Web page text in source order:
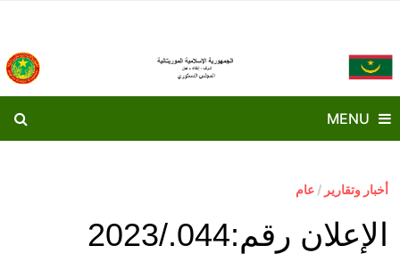
content
MENU
أخبار وتقارير /عام
الإعلان رقم:044./2023